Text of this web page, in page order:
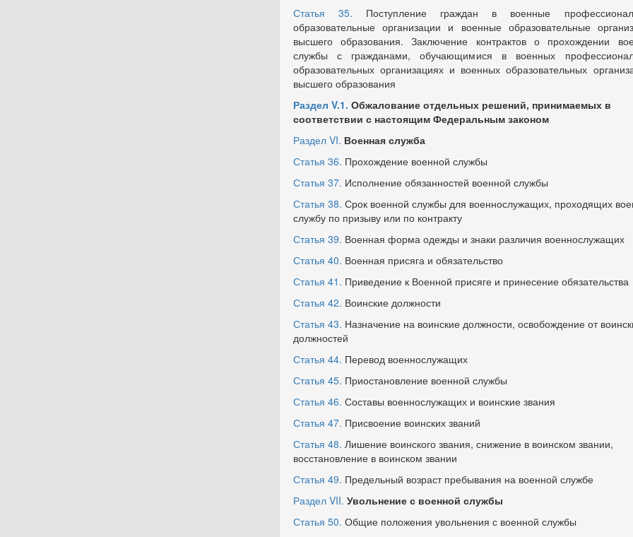
Статья 35. Поступление граждан в военные
образовательные организации и военные образовательные
высшего образования. Заключение контрактов о прохождении
службы с гражданами, обучающимися в военных
образовательных организациях и военных образовательных
высшего образования
Раздел V.1. Обжалование отдельных решений, принимаемых в
соответствии с настоящим Федеральным законом
Раздел VI. Военная служба
Статья 36. Прохождение военной службы
Статья 37. Исполнение обязанностей военной службы
Статья 38. Срок военной службы для военнослужащих, проходящих
службу по призыву или по контракту
Статья 39. Военная форма одежды и знаки различия военнослужащих
Статья 40. Военная присяга и обязательство
Статья 41. Приведение к Военной присяге и принесение обязательства
Статья 42. Воинские должности
Статья 43. Назначение на воинские должности, освобождение от
должностей
Статья 44. Перевод военнослужащих
Статья 45. Приостановление военной службы
Статья 46. Составы военнослужащих и воинские звания
Статья 47. Присвоение воинских званий
Статья 48. Лишение воинского звания, снижение в воинском звании,
восстановление в воинском звании
Статья 49. Предельный возраст пребывания на военной службе
Раздел VII. Увольнение с военной службы
Статья 50. Общие положения увольнения с военной службы